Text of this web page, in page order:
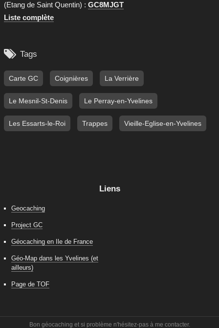
(Etang de Saint Quentin) : GC8MJGT
Liste complète
 Tags
Carte GC Coignières La Verrière
Le Mesnil-St-Denis Le Perray-en-Yvelines
Les Essarts-le-Roi Trappes Vieille-Eglise-en-Yvelines
Liens
Geocaching
Project GC
Géocaching en Ile de France
Géo-Map dans les Yvelines (et
ailleurs)
Page de TOF
Bon géocaching et si problème n'hésitez-pas à me contacter.